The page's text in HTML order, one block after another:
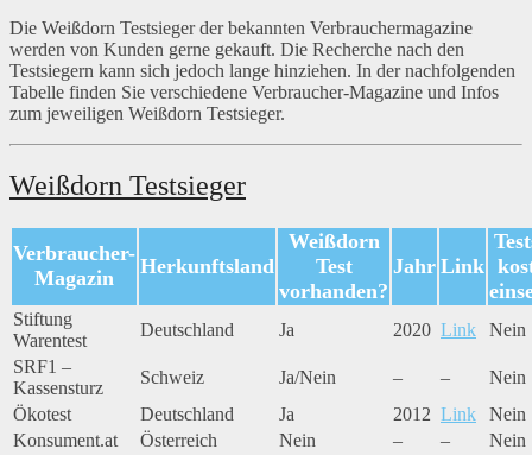
Die Weißdorn Testsieger der bekannten Verbrauchermagazine
werden von Kunden gerne gekauft. Die Recherche nach den
Testsiegern kann sich jedoch lange hinziehen. In der nachfolgenden
Tabelle finden Sie verschiedene Verbraucher-Magazine und Infos
zum jeweiligen Weißdorn Testsieger.
Weißdorn Testsieger
Verbraucher-
Magazin
Herkunftsland
Weißdorn
Test
vorhanden?
Jahr Link
Stiftung
Warentest
Deutschland Ja 2020 Link
Nein
SRF1 –
Kassensturz
Schweiz Ja/Nein – –
Nein
Ökotest
Deutschland Ja 2012 Link
Nein
Konsument.at
Österreich Nein – –
Nein